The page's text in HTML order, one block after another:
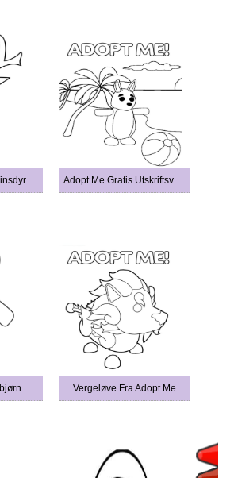
Vergeløve Fra Adopt Me